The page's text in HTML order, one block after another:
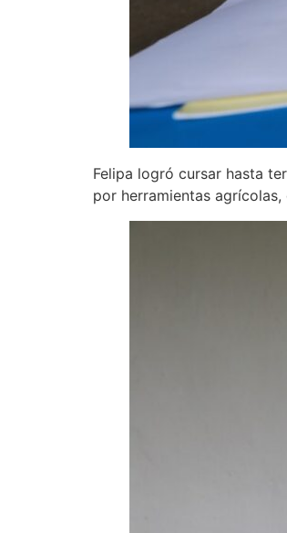
Felipa logró cursar hasta
por herramientas